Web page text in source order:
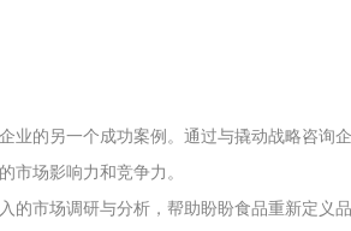
业的另一个成功案例。通过与撬动战略咨询
市场影响力和竞争力。
的市场调研与分析，帮助盼盼食品重新定义